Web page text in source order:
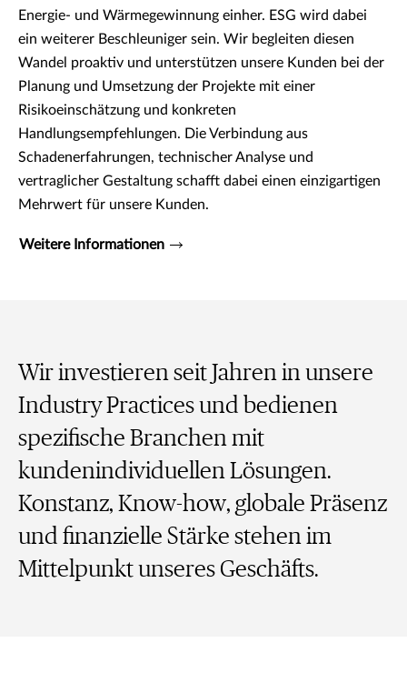
Energie- und Wärmegewinnung einher. ESG wird dabei
ein weiterer Beschleuniger sein. Wir begleiten diesen
Wandel proaktiv und unterstützen unsere Kunden bei der
Planung und Umsetzung der Projekte mit einer
Risikoeinschätzung und konkreten
Handlungsempfehlungen. Die Verbindung aus
Schadenerfahrungen, technischer Analyse und
vertraglicher Gestaltung schafft dabei einen einzigartigen
Mehrwert für unsere Kunden.
Weitere Informationen
Wir investieren seit Jahren in unsere
Industry Practices und bedienen
spezifische Branchen mit
kundenindividuellen Lösungen.
Konstanz, Know-how, globale Präsenz
und finanzielle Stärke stehen im
Mittelpunkt unseres Geschäfts.